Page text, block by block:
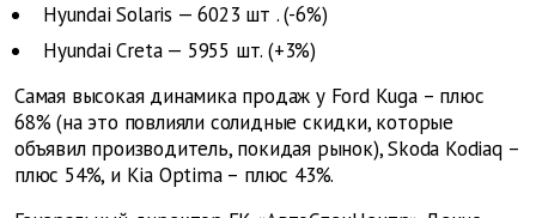
Hyundai Solaris — 6023 шт . (-6%)
Hyundai Creta — 5955 шт. (+3%)
Самая высокая динамика продаж у Ford Kuga – плюс
68% (на это повлияли солидные скидки, которые
объявил производитель, покидая рынок), Skoda Kodiaq –
плюс 54%, и Kia Optima – плюс 43%.